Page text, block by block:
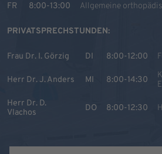
FR
8:00-13:00 Allgemeine
PRIVATSPRECHSTUNDEN:
Frau Dr. I. Görzig DI 8:00-12:00
Herr Dr. J. Anders MI 8:00-14:30
Herr Dr. D.
Vlachos
DO 8:00-12:30